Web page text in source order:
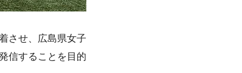
させ、広島県女子
信することを目的